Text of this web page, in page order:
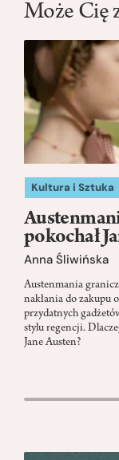
Może Cię
Kultura i Sztuka
pokochał
Anna Śliwińska
Austenmania
nakłania do zakupu
przydatnych
stylu regencji.
Jane Austen?